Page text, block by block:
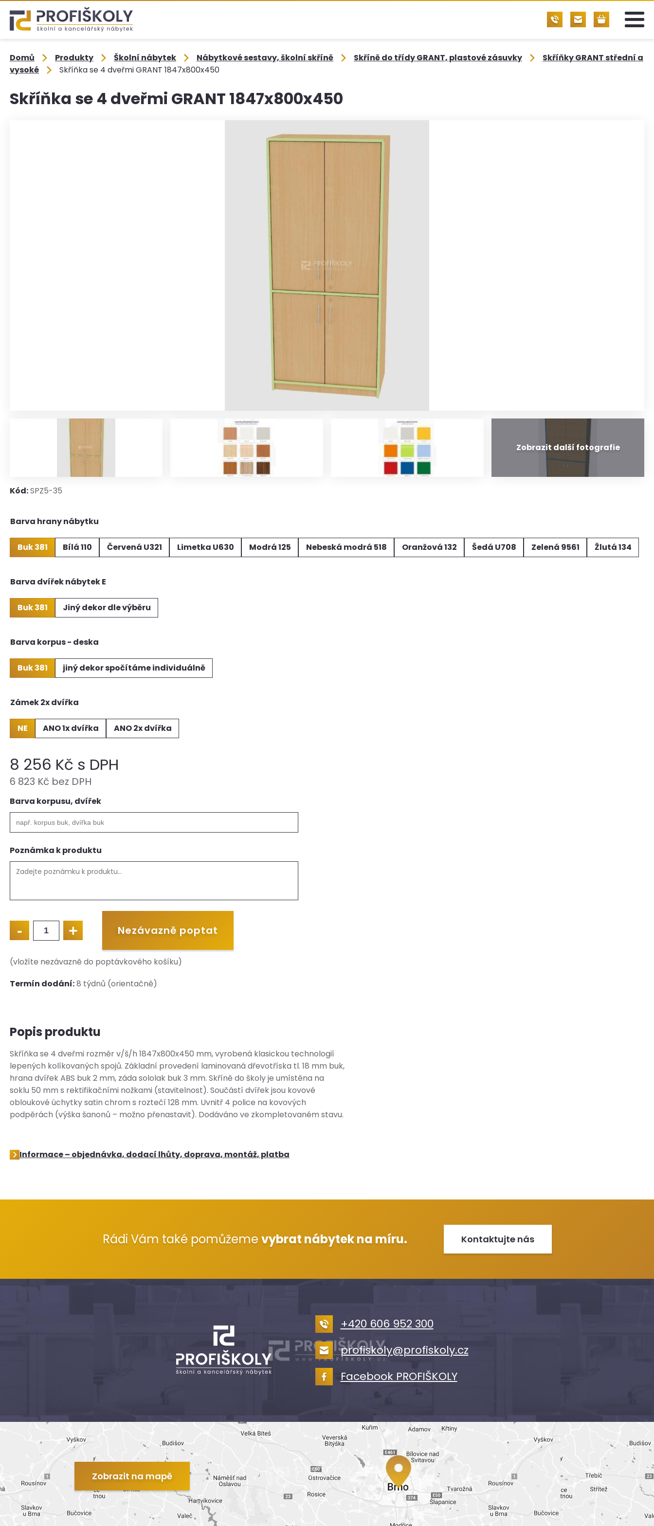
Domů Produkty Školní nábytek Nábytkové sestavy, školní skříně Skříně do třídy GRANT, plastové zásuvky
Skříňky GRANT střední a
vysoké
Skříňka se 4 dveřmi GRANT 1847x800x450
Skříňka se 4 dveřmi GRANT 1847x800x450
Kód:SPZ5-35
Barva hrany nábytku
Buk 381 Bílá 110 Červená U321 Limetka U630 Modrá 125 Nebeská modrá 518 Oranžová 132 Šedá U708 Zelená 9561 Žlutá 134
Barva dvířek nábytek E
Buk 381 Jiný dekor dle výběru
Barva korpus - deska
Buk 381 jiný dekor spočítáme individuálně
Zámek 2x dvířka
NE ANO 1x dvířka ANO 2x dvířka
8 256 Kč s DPH
6 823 Kč bez DPH
Barva korpusu, dvířek
Poznámka k produktu
-
Skříňka
GRANT
množství
+ Nezávazně poptat
(vložíte nezávazně do poptávkového košíku)
Termín dodání:8 týdnů (orientačně)
Popis produktu
Skříňka se 4 dveřmi rozměr v/š/h 1847x800x450 mm, vyrobená klasickou technologií
lepených kolíkovaných spojů. Základní provedení laminovaná dřevotříska tl. 18 mm buk,
hrana dvířek ABS buk 2 mm, záda sololak buk 3 mm. Skříně do školy je umístěna na
soklu 50 mm s rektifikačními nožkami (stavitelnost). Součástí dvířek jsou kovové
obloukové úchytky satin chrom s roztečí 128 mm. Uvnitř 4 police na kovových
podpěrách (výška šanonů – možno přenastavit). Dodáváno ve zkompletovaném stavu.
Informace – objednávka, dodací lhůty, doprava, montáž, platba
Rádi Vám také pomůžeme vybrat nábytek na míru. Kontaktujte nás
+420 606 952 300
profiskoly@profiskoly.cz
Facebook PROFIŠKOLY
Zobrazit na mapě